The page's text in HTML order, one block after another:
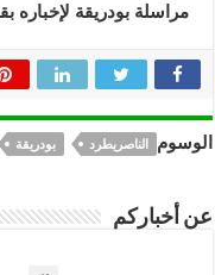
مراسلة بودريقة ﻹخباره
الوسوم الناصريطرد بودريقة
عن أخباركم